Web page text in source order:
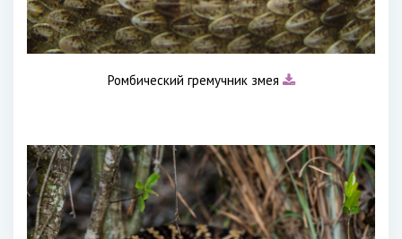
Ромбический гремучник змея